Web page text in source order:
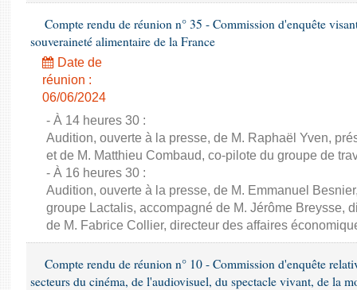
Compte rendu de réunion n° 35 - Commission d'enquête
souveraineté alimentaire de la France
Date de
réunion :
06/06/2024
- À 14 heures 30 :
Audition, ouverte à la presse, de M. Raphaël Yven,
et de M. Matthieu Combaud, co-pilote du groupe de
- À 16 heures 30 :
Audition, ouverte à la presse, de M. Emmanuel
groupe Lactalis, accompagné de M. Jérôme Breysse,
de M. Fabrice Collier, directeur des affaires
Compte rendu de réunion n° 10 - Commission d'enquête
secteurs du cinéma, de l'audiovisuel, du spectacle vivant, de la